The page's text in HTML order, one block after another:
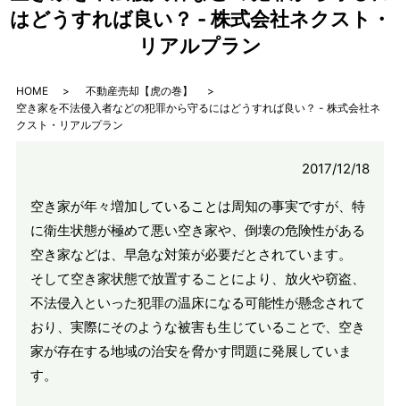
はどうすれば良い？ - 株式会社ネクスト・
リアルプラン
HOME
不動産売却【虎の巻】
空き家を不法侵入者などの犯罪から守るにはどうすれば良い？ - 株式会社ネ
クスト・リアルプラン
2017/12/18
空き家が年々増加していることは周知の事実ですが、特
に衛生状態が極めて悪い空き家や、倒壊の危険性がある
空き家などは、早急な対策が必要だとされています。
そして空き家状態で放置することにより、放火や窃盗、
不法侵入といった犯罪の温床になる可能性が懸念されて
おり、実際にそのような被害も生じていることで、空き
家が存在する地域の治安を脅かす問題に発展していま
す。